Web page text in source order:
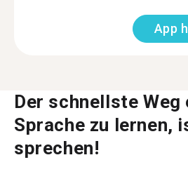
App
Der schnellste Weg
Sprache zu lernen,
sprechen!